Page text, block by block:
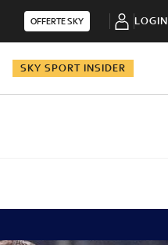
OFFERTE SKY LOGIN
SKY SPORT INSIDER